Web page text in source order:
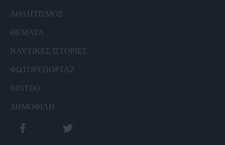
ΑΘΛΗΤΙΣΜΟΣ
ΘΕΜΑΤΑ
ΝΑΥΤΙΚΕΣ ΙΣΤΟΡΙΕΣ
ΦΩΤΟΡΕΠΟΡΤΑΖ
ΒΙΝΤΕΟ
ΔΗΜΟΦΙΛΗ